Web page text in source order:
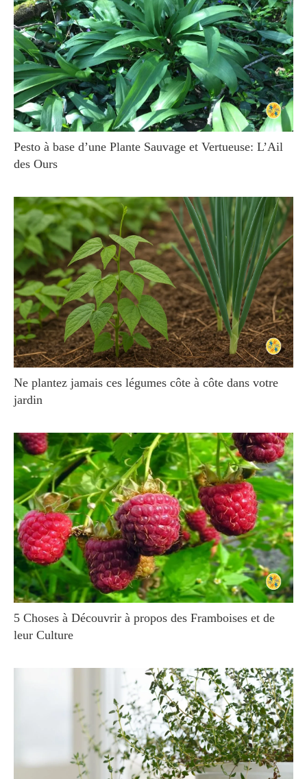
Pesto à base d’une Plante Sauvage et Vertueuse: L’Ail
des Ours
Ne plantez jamais ces légumes côte à côte dans votre
jardin
5 Choses à Découvrir à propos des Framboises et de
leur Culture